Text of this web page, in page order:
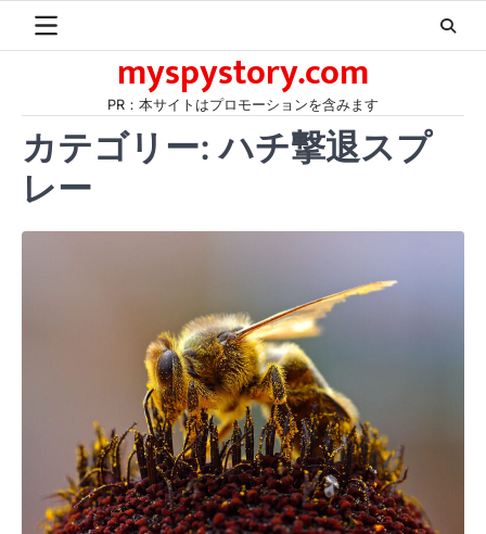
myspystory.com
PR：本サイトはプロモーションを含みます
カテゴリー:ハチ撃退スプ
レー